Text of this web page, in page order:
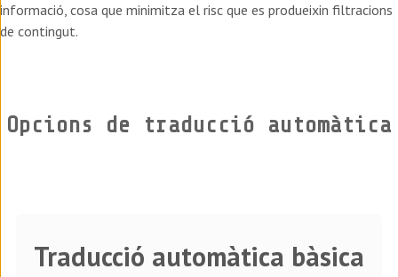
informació, cosa que minimitza el risc que es produeixin filtracions
de contingut.
Opcions de traducció automàtica
Traducció automàtica bàsica